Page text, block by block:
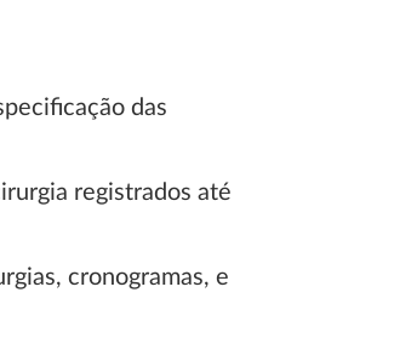
das
registrados até
cronogramas, e